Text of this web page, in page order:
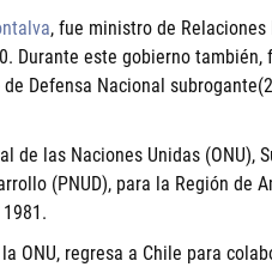
, fue ministro de
Durante este gobierno
Defensa Nacional
de las Naciones Unidas (ONU),
(PNUD), para la Región de
ONU, regresa a Chile para